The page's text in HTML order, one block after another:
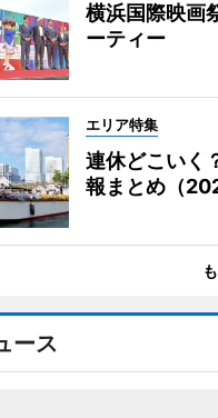
横浜国際映画
ーティー
エリア特集
連休どこいく
報まとめ（
ース